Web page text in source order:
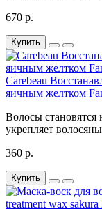
670 р.
Купить
Carebeau
яичным желтком
Волосы
укрепляет
360 р.
Купить